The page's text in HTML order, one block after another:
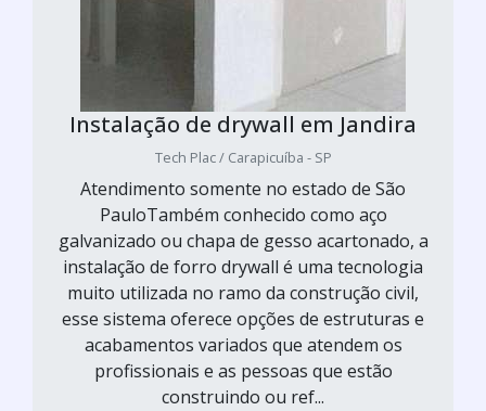
Instalação de drywall em Jandira
Tech Plac / Carapicuíba - SP
Atendimento somente no estado de São
PauloTambém conhecido como aço
galvanizado ou chapa de gesso acartonado, a
instalação de forro drywall é uma tecnologia
muito utilizada no ramo da construção civil,
esse sistema oferece opções de estruturas e
acabamentos variados que atendem os
profissionais e as pessoas que estão
construindo ou ref...